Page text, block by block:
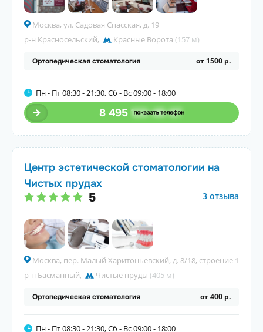
Москва, ул. Садовая Спасская, д. 19
р-н Красносельский, Красные Ворота (157 м)
Ортопедическая стоматология от 1500 р.
Пн - Пт 08:30 - 21:30, Сб - Вс 09:00 - 18:00
8 495 123-45-67
Центр эстетической стоматологии на
Чистых прудах
5 3 отзыва
Москва, пер. Малый Харитоньевский, д. 8/18, строение 1
р-н Басманный, Чистые пруды (405 м)
Ортопедическая стоматология от 400 р.
Пн - Пт 08:30 - 21:30, Сб - Вс 09:00 - 18:00